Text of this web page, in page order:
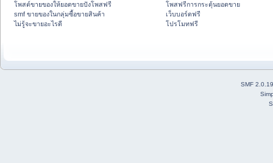
โพสต์ขายของให้ยอดขายปังโพสฟรี
smf ขายของในกลุ่มซื้อขายสินค้า
ไม่รู้จะขายอะไรดี
โพสฟรีการกระตุ้นยอดขาย
เว็บบอร์ดฟรี
โปรโมทฟรี
SMF 2.0.19